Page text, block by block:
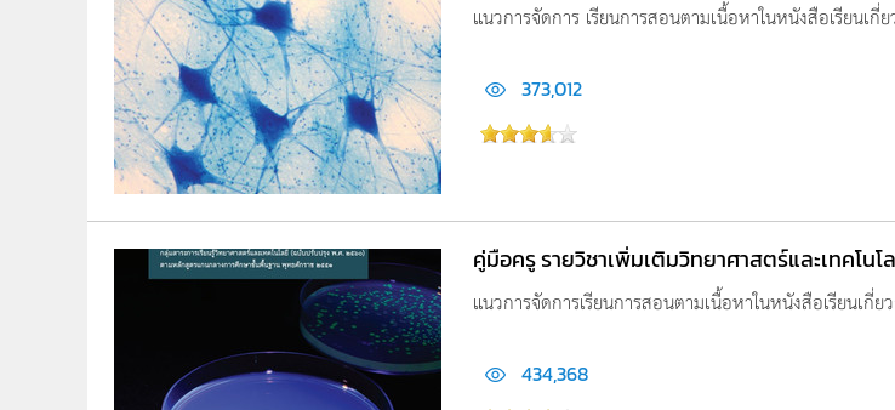
แนวการจัดการ เรียนการสอนตามเนื้อหาในหนังสือเรียน
373,012
คู่มือครู รายวิชาเพิ่มเติมวิทยาศาสตร์และเทคโน
แนวการจัดการเรียนการสอนตามเนื้อหาในหนังสือเรียน
434,368